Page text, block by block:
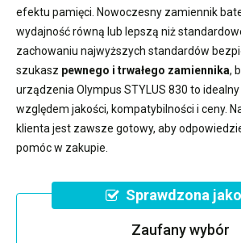
efektu pamięci. Nowoczesny zamiennik
wydajność równą lub lepszą niż
zachowaniu najwyższych standardów
szukasz pewnego i trwałego zamiennika,
urządzenia Olympus STYLUS 830 to
względem jakości, kompatybilności i ceny.
klienta jest zawsze gotowy, aby
pomóc w zakupie.
Sprawdzona
Zaufany wybór